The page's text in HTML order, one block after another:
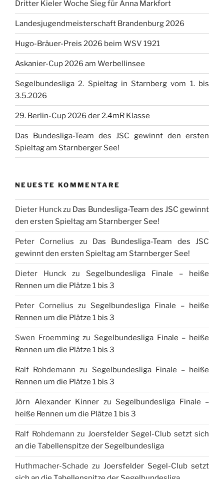
Dritter Kieler Woche Sieg für Anna Markfort
Landesjugendmeisterschaft Brandenburg 2026
Hugo-Bräuer-Preis 2026 beim WSV 1921
Askanier-Cup 2026 am Werbellinsee
Segelbundesliga 2. Spieltag in Starnberg vom 1. bis
3.5.2026
29. Berlin-Cup 2026 der 2.4mR Klasse
Das Bundesliga-Team des JSC gewinnt den ersten
Spieltag am Starnberger See!
NEUESTE KOMMENTARE
Dieter Hunckzu Das Bundesliga-Team des JSC gewinnt
den ersten Spieltag am Starnberger See!
Peter Cornelius zu Das Bundesliga-Team des JSC
gewinnt den ersten Spieltag am Starnberger See!
Dieter Hunck zu Segelbundesliga Finale – heiße
Rennen um die Plätze 1 bis 3
Peter Cornelius zu Segelbundesliga Finale – heiße
Rennen um die Plätze 1 bis 3
Swen Froemmingzu Segelbundesliga Finale – heiße
Rennen um die Plätze 1 bis 3
Ralf Rohdemann zu Segelbundesliga Finale – heiße
Rennen um die Plätze 1 bis 3
Jörn Alexander Kinner zu Segelbundesliga Finale –
heiße Rennen um die Plätze 1 bis 3
Ralf Rohdemann zu Joersfelder Segel-Club setzt sich
an die Tabellenspitze der Segelbundesliga
Huthmacher-Schade zu Joersfelder Segel-Club setzt